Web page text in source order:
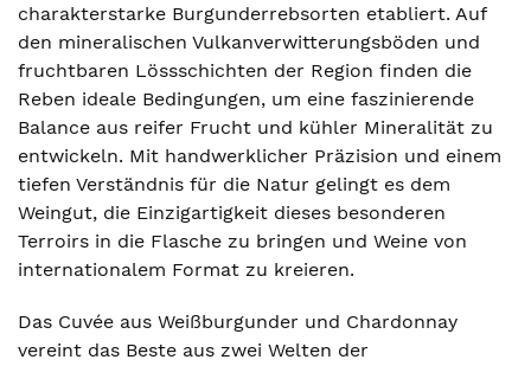
charakterstarke Burgunderrebsorten etabliert. Auf
den mineralischen Vulkanverwitterungsböden und
fruchtbaren Lössschichten der Region finden die
Reben ideale Bedingungen, um eine faszinierende
Balance aus reifer Frucht und kühler Mineralität zu
entwickeln. Mit handwerklicher Präzision und einem
tiefen Verständnis für die Natur gelingt es dem
Weingut, die Einzigartigkeit dieses besonderen
Terroirs in die Flasche zu bringen und Weine von
internationalem Format zu kreieren.
Das Cuvée aus Weißburgunder und Chardonnay
vereint das Beste aus zwei Welten der